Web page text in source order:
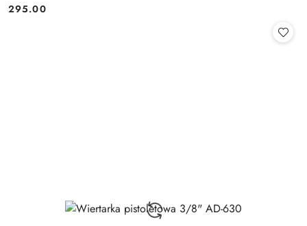
Cena:
295.00